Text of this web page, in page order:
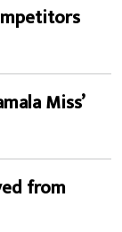
Miss’
from